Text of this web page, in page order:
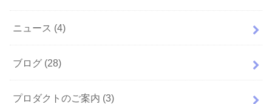
ニュース (4)
ブログ (28)
プロダクトのご案内 (3)